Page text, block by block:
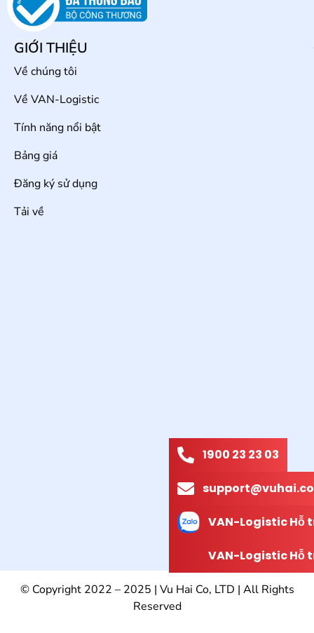
GIỚI THIỆU
Về chúng tôi
Về VAN-Logistic
Tính năng nổi bật
Bảng giá
Đăng ký sử dụng
Tải về
© Copyright 2022 – 2025 | Vu Hai Co, LTD | All Rights
Reserved
1900 23 23 03
support@vuhai.co
VAN-Logistic Hỗ
VAN-Logistic Hỗ